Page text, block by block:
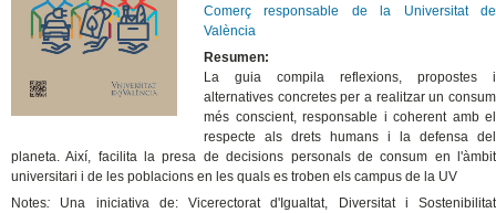
Comerç responsable de la Universitat de
València
Resumen:
La guia compila reflexions, propostes i
alternatives concretes per a realitzar un consum
més conscient, responsable i coherent amb el
respecte als drets humans i la defensa del
planeta. Així, facilita la presa de decisions personals de consum en l'àmbit
universitari i de les poblacions en les quals es troben els campus de la UV
Notes: Una iniciativa de: Vicerectorat d'Igualtat, Diversitat i Sostenibilitat